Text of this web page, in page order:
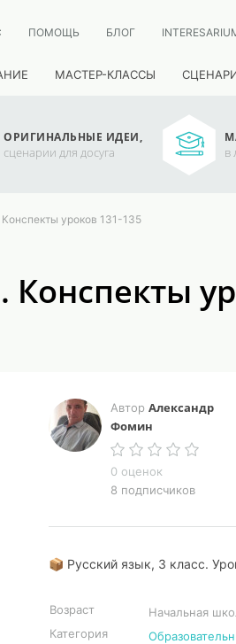
ПОМОЩЬ БЛОГ
МАСТЕР-КЛАССЫ
ОРИГИНАЛЬНЫЕ ИДЕИ,
сценарии для досуга в
уроков 131-135
Конспекты
Автор Александр
Фомин
0 оценок
8 подписчиков
📦 Русский язык, 3 класс.
Возраст
Начальная
Категория